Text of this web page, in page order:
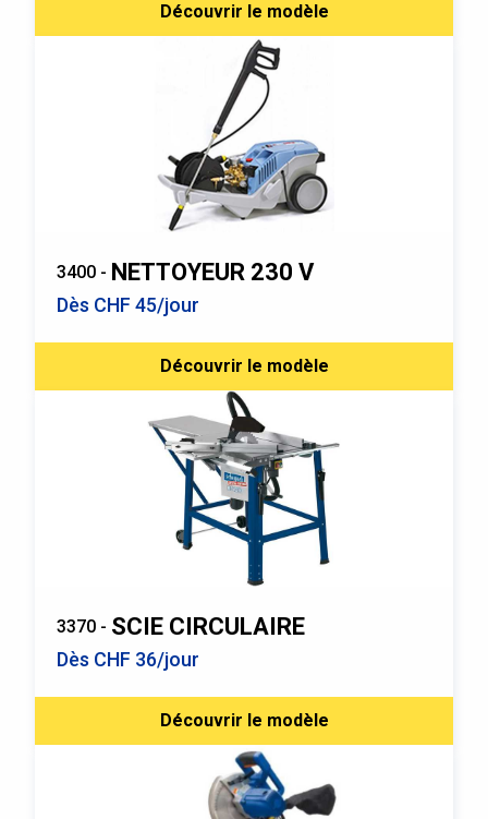
Découvrir le modèle
3400 - NETTOYEUR 230 V
Dès CHF 45/jour
Découvrir le modèle
3370 - SCIE CIRCULAIRE
Dès CHF 36/jour
Découvrir le modèle